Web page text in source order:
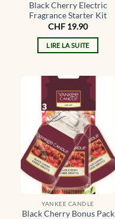
Black Cherry Electric
Fragrance Starter Kit
CHF 19.90
LIRE LA SUITE
YANKEE CANDLE
Black Cherry Bonus Pack